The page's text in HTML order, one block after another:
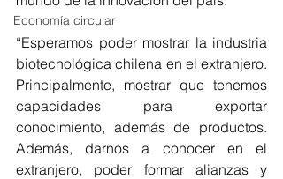
Economía circular
“Esperamos poder mostrar la industria
biotecnológica chilena en el extranjero.
Principalmente, mostrar que tenemos
capacidades para exportar
conocimiento, además de productos.
Además, darnos a conocer en el
extranjero, poder formar alianzas y